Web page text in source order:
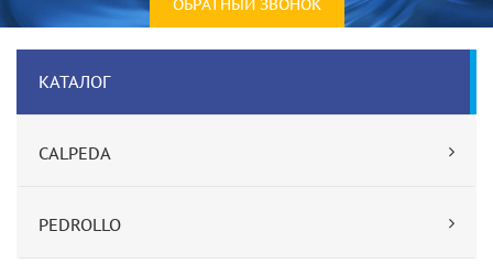
ОБРАТНЫЙ ЗВОНОК
КАТАЛОГ
CALPEDA
PEDROLLO